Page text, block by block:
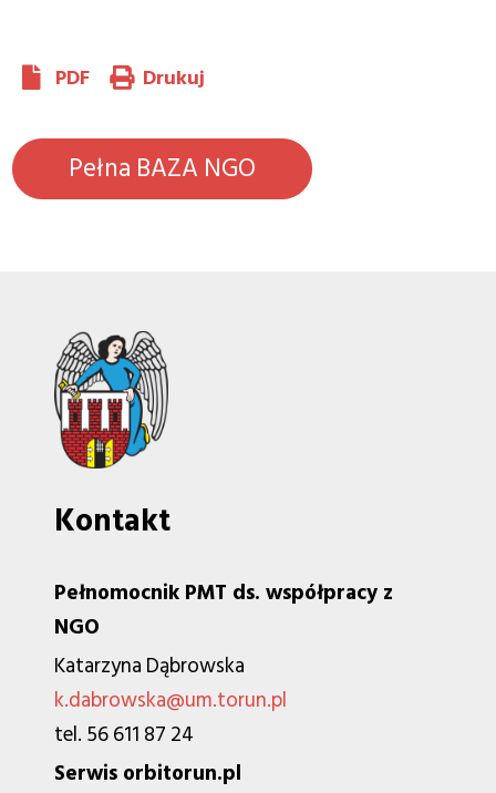
PDF Drukuj
Pełna BAZA NGO
Kontakt
Pełnomocnik PMT ds. współpracy z
NGO
Katarzyna Dąbrowska
k.dabrowska@um.torun.pl
tel. 56 611 87 24
Serwis orbitorun.pl